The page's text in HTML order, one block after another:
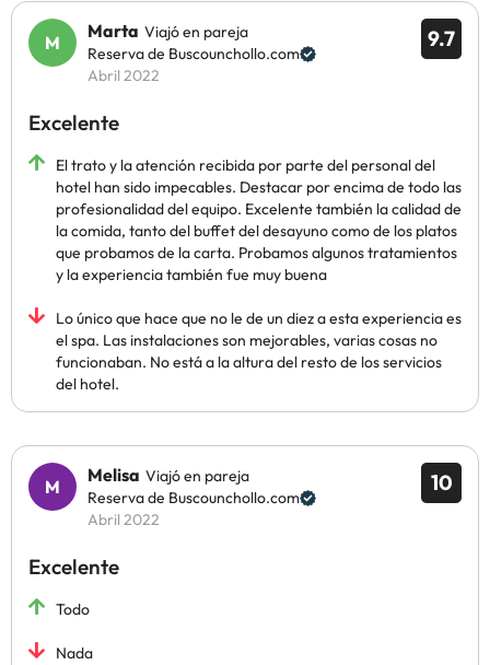
9.7
Marta Viajó en pareja
Reserva de Buscounchollo.com
Abril 2022
Excelente
El trato y la atención recibida por parte del personal del
hotel han sido impecables. Destacar por encima de todo las
profesionalidad del equipo. Excelente también la calidad de
la comida, tanto del buffet del desayuno como de los platos
que probamos de la carta. Probamos algunos tratamientos
y la experiencia también fue muy buena
Lo único que hace que no le de un diez a esta experiencia es
el spa. Las instalaciones son mejorables, varias cosas no
funcionaban. No está a la altura del resto de los servicios
del hotel.
10
Melisa Viajó en pareja
Reserva de Buscounchollo.com
Abril 2022
Excelente
Todo
Nada